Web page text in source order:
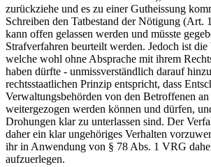
zurückziehe und es zu einer Gutheissung
Schreiben den Tatbestand der Nötigung (Art.
kann offen gelassen werden und müsste
Strafverfahren beurteilt werden. Jedoch ist
welche wohl ohne Absprache mit ihrem
haben dürfte - unmissverständlich darauf
rechtsstaatlichen Prinzip entspricht, dass
Verwaltungsbehörden von den Betroffenen
weitergezogen werden können und dürfen,
Drohungen klar zu unterlassen sind. Der
daher ein klar ungehöriges Verhalten
ihr in Anwendung von § 78 Abs. 1 VRG
aufzuerlegen.